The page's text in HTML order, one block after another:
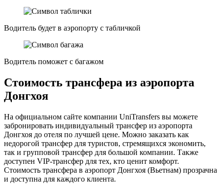
Водитель будет в аэропорту с табличкой
Водитель поможет с багажом
Стоимость трансфера из аэропорта
Донгхоя
На официальном сайте компании UniTransfers вы можете
забронировать индивидуальный трансфер из аэропорта
Донгхоя до отеля по лучшей цене. Можно заказать как
недорогой трансфер для туристов, стремящихся экономить,
так и групповой трансфер для большой компании. Также
доступен VIP-трансфер для тех, кто ценит комфорт.
Стоимость трансфера в аэропорт Донгхоя (Вьетнам) прозрачна
и доступна для каждого клиента.